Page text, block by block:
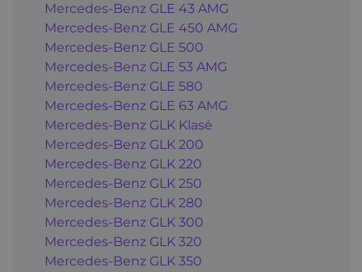
Mercedes-Benz GLE 43 AMG
Mercedes-Benz GLE 450 AMG
Mercedes-Benz GLE 500
Mercedes-Benz GLE 53 AMG
Mercedes-Benz GLE 580
Mercedes-Benz GLE 63 AMG
Mercedes-Benz GLK Klasė
Mercedes-Benz GLK 200
Mercedes-Benz GLK 220
Mercedes-Benz GLK 250
Mercedes-Benz GLK 280
Mercedes-Benz GLK 300
Mercedes-Benz GLK 320
Mercedes-Benz GLK 350